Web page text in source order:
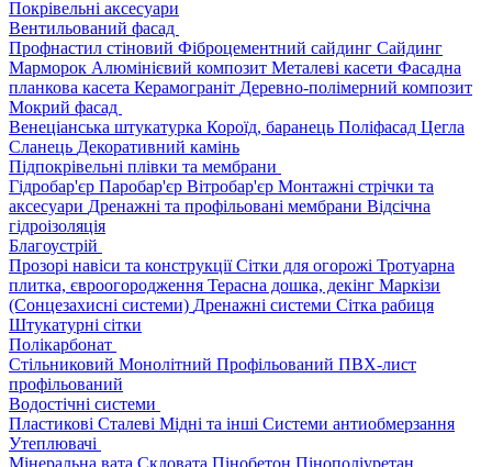
Покрівельні аксесуари
Вентильований фасад
Профнастил стіновий Фіброцементний сайдинг Сайдинг
Марморок Алюмінієвий композит Металеві касети Фасадна
планкова касета Керамограніт Деревно-полімерний композит
Мокрий фасад
Венеціанська штукатурка Короїд, баранець Поліфасад Цегла
Сланець Декоративний камінь
Підпокрівельні плівки та мембрани
Гідробар'єр Паробар'єр Вітробар'єр Монтажні стрічки та
аксесуари Дренажні та профільовані мембрани Відсічна
гідроізоляція
Благоустрій
Прозорі навіси та конструкціїСітки для огорожі Тротуарна
плитка, євроогородження Терасна дошка, декінг Маркізи
(Сонцезахисні системи) Дренажні системи Сітка рабиця
Штукатурні сітки
Полікарбонат
Стільниковий Монолітний Профільований ПВХ-лист
профільований
Водостічні системи
Пластикові Сталеві Мідні та інші Системи антиобмерзання
Утеплювачі
Мінеральна вата Скловата Пінобетон Пінополіуретан